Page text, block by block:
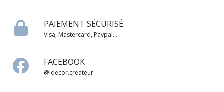
PAIEMENT SÉCURISÉ
Visa, Mastercard, Paypal...
FACEBOOK
@ldecor.createur